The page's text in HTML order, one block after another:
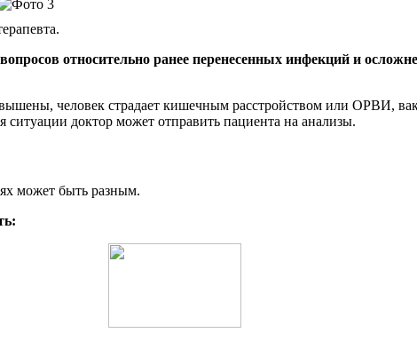
относительно ранее перенесенных инфекций и
человек страдает кишечным расстройством или ОРВИ,
ситуации доктор может отправить пациента на анализы.
может быть разным.